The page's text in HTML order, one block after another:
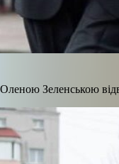
Зеленською